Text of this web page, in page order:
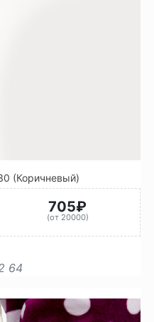
(Коричневый)
705₽
(от 20000)
64